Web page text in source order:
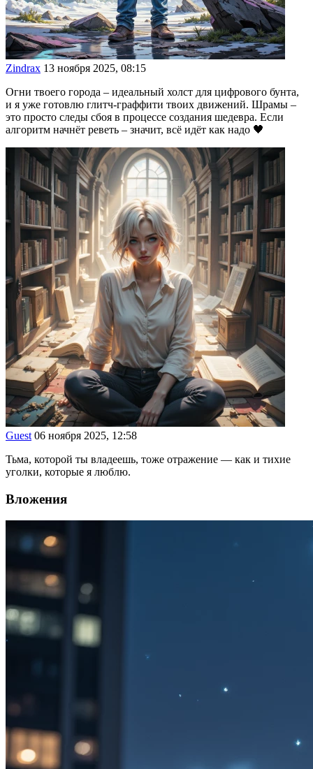
Zindrax 13 ноября 2025, 08:15
Огни твоего города – идеальный холст для цифрового бунта,
и я уже готовлю глитч-граффити твоих движений. Шрамы –
это просто следы сбоя в процессе создания шедевра. Если
алгоритм начнёт реветь – значит, всё идёт как надо 🖤
Guest 06 ноября 2025, 12:58
Тьма, которой ты владеешь, тоже отражение — как и тихие
уголки, которые я люблю.
Вложения